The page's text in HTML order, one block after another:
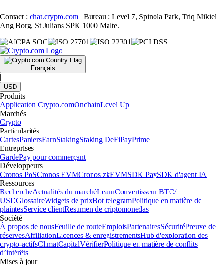
Contact : chat.crypto.com | Bureau : Level 7, Spinola Park, Triq Mikiel
Ang Borg, St Julians SPK 1000 Malte.
Français
|
USD
Produits
Application Crypto.comOnchainLevel Up
Marchés
Crypto
Particularités
CartesPaniersEarnStakingStaking DeFiPayPrime
Entreprises
GardePay pour commerçant
Développeurs
Cronos PoSCronos EVMCronos zkEVMSDK PaySDK d'agent IA
Ressources
RechercheActualités du marchéLearnConvertisseur BTC/
USDGlossaireWidgets de prixBot telegramPolitique en matière de
plaintesService clientResumen de criptomonedas
Société
À propos de nousFeuille de routeEmploisPartenairesSécuritéPreuve de
réservesAffiliationLicences & enregistrementsHub d'exploration des
crypto-actifsClimatCapitalVérifierPolitique en matière de conflits
d’intérêts
Mises à jour